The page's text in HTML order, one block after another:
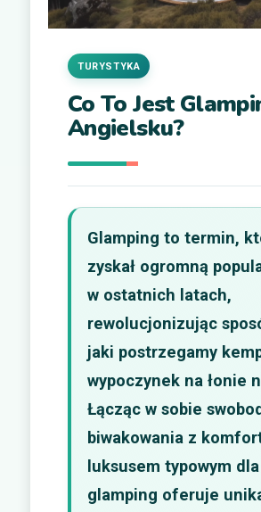
Co To Jest
Angielsku?
TURYSTYKA
Glamping to termin,
zyskał ogromną
w ostatnich latach,
rewolucjonizując
jaki postrzegamy
wypoczynek na łonie
Łącząc w sobie
biwakowania z
luksusem typowym
glamping oferuje